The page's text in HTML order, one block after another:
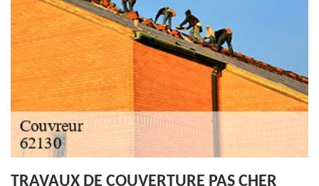
TRAVAUX DE COUVERTURE PAS CHER